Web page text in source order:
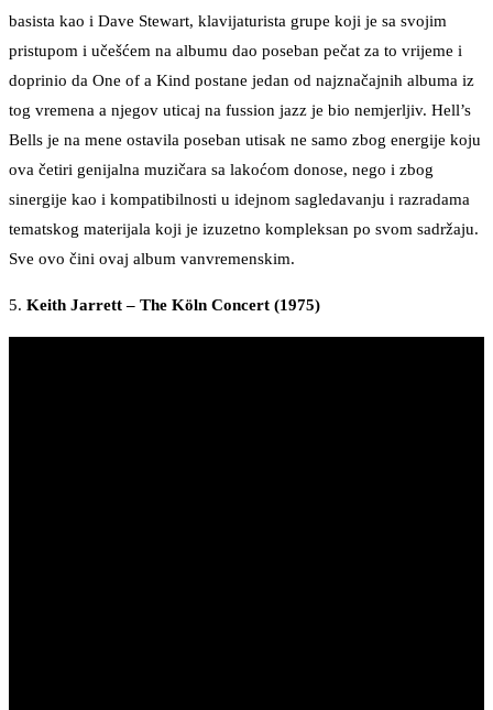
basista kao i Dave Stewart, klavijaturista grupe koji je sa svojim
pristupom i učešćem na albumu dao poseban pečat za to vrijeme i
doprinio da One of a Kind postane jedan od najznačajnih albuma iz
tog vremena a njegov uticaj na fussion jazz je bio nemjerljiv. Hell’s
Bells je na mene ostavila poseban utisak ne samo zbog energije koju
ova četiri genijalna muzičara sa lakoćom donose, nego i zbog
sinergije kao i kompatibilnosti u idejnom sagledavanju i razradama
tematskog materijala koji je izuzetno kompleksan po svom sadržaju.
Sve ovo čini ovaj album vanvremenskim.
5. Keith Jarrett – The Köln Concert (1975)